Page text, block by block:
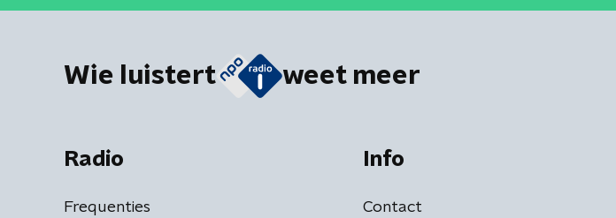
Wie luistert weet meer
Radio
Frequenties
Info
Contact